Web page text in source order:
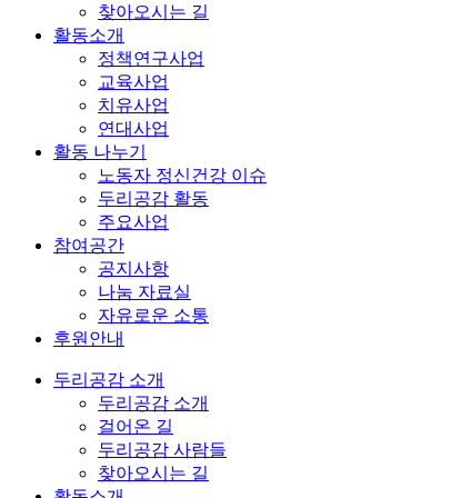
찾아오시는 길
활동소개
정책연구사업
교육사업
치유사업
연대사업
활동 나누기
노동자 정신건강 이슈
두리공감 활동
주요사업
참여공간
공지사항
나눔 자료실
자유로운 소통
후원안내
두리공감 소개
두리공감 소개
걸어온 길
두리공감 사람들
찾아오시는 길